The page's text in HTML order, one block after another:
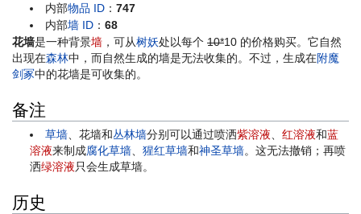
内部物品 ID ：747
内部墙 ID ：68
花墙是一种背景墙 ，可从树妖处以每个 10*10 的价格购买。它自然
出现在森林中，而自然生成的墙是无法收集的。不过，生成在附魔
剑冢中的花墙是可收集的。
备注
草墙 、花墙和丛林墙分别可以通过喷洒紫溶液 、红溶液和蓝
溶液来制成腐化草墙 、猩红草墙和神圣草墙。这无法撤销；再喷
洒绿溶液只会生成草墙。
历史